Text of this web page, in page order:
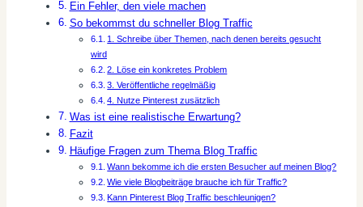
Ein Fehler, den viele machen
So bekommst du schneller Blog Traffic
1. Schreibe über Themen, nach denen bereits gesucht
wird
2. Löse ein konkretes Problem
3. Veröffentliche regelmäßig
4. Nutze Pinterest zusätzlich
Was ist eine realistische Erwartung?
Fazit
Häufige Fragen zum Thema Blog Traffic
Wann bekomme ich die ersten Besucher auf meinen Blog?
Wie viele Blogbeiträge brauche ich für Traffic?
Kann Pinterest Blog Traffic beschleunigen?